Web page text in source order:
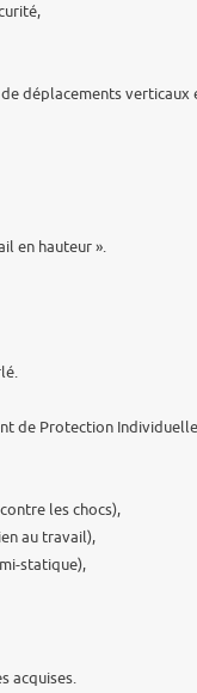
déplacements verticaux
en hauteur ».
de Protection
les chocs),
au travail),
statique),
acquises.